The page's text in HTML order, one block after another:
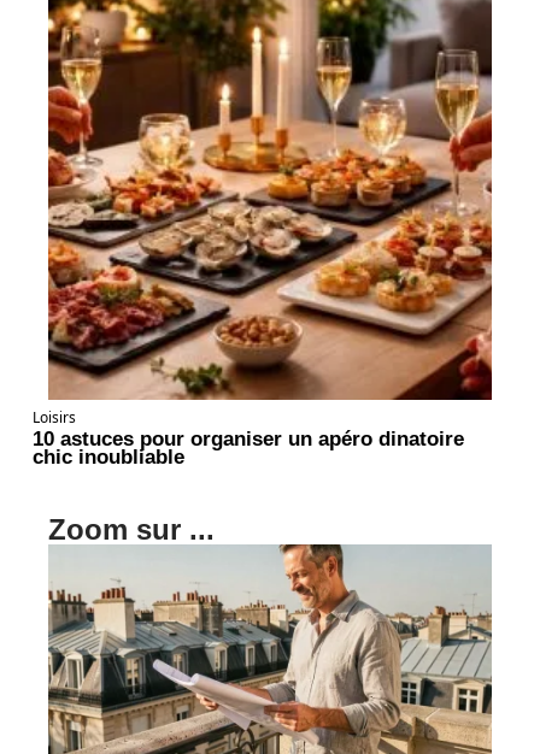
Loisirs
10 astuces pour organiser un apéro dinatoire
chic inoubliable
Zoom sur ...